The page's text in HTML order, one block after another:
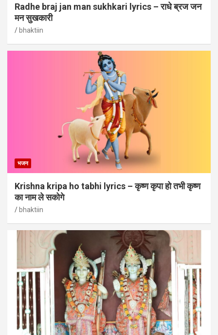
Radhe braj jan man sukhkari lyrics – राधे ब्रज जन
मन सुखकारी
bhaktiin
भजन
Krishna kripa ho tabhi lyrics – कृष्ण कृपा हो तभी कृष्ण
का नाम ले सकोगे
bhaktiin